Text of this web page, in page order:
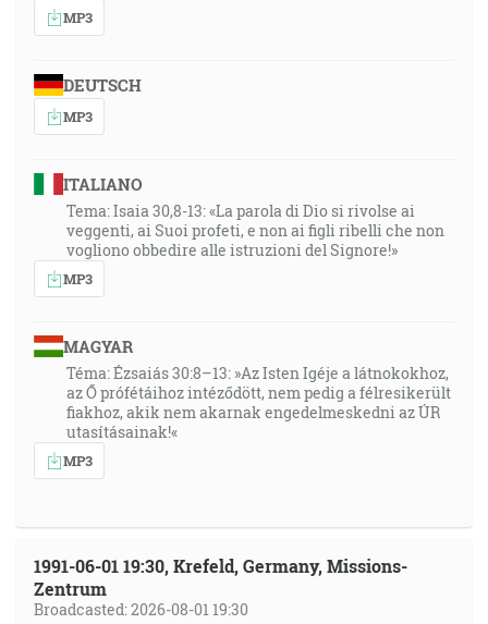
MP3
DEUTSCH
MP3
ITALIANO
Tema: Isaia 30,8-13: «La parola di Dio si rivolse ai
veggenti, ai Suoi profeti, e non ai figli ribelli che non
vogliono obbedire alle istruzioni del Signore!»
MP3
MAGYAR
Téma: Ézsaiás 30:8–13: »Az Isten Igéje a látnokokhoz,
az Ő prófétáihoz intéződött, nem pedig a félresikerült
fiakhoz, akik nem akarnak engedelmeskedni az ÚR
utasításainak!«
MP3
1991-06-01 19:30, Krefeld, Germany, Missions-
Zentrum
Broadcasted: 2026-08-01 19:30